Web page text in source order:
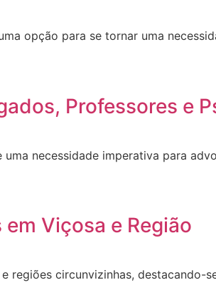
opção para se tornar uma
Professores e
necessidade imperativa para
Viçosa e Região
regiões circunvizinhas,